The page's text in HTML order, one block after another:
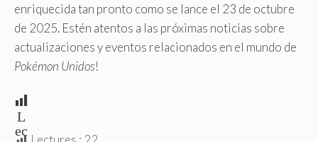
enriquecida tan pronto como se lance el 23 de octubre
de 2025. Estén atentos a las próximas noticias sobre
actualizaciones y eventos relacionados en el mundo de
Pokémon Unidos!
L
ec